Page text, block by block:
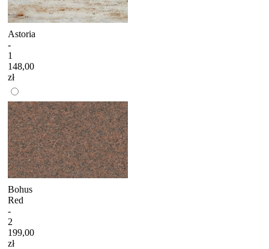
Astoria
-
1
148,00
zł
Bohus
Red
-
2
199,00
zł